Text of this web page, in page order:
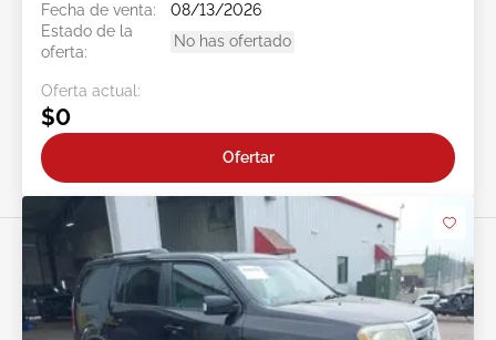
Fecha de venta:
08/13/2026
Estado de la
oferta:
No has ofertado
Oferta actual:
$0
Ofertar